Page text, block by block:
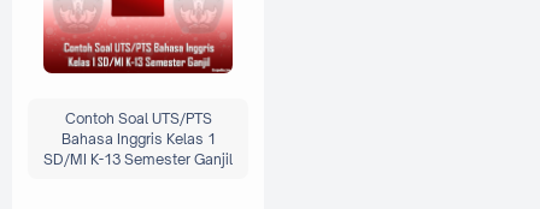
Contoh Soal UTS/PTS
Bahasa Inggris Kelas 1
SD/MI K-13 Semester Ganjil